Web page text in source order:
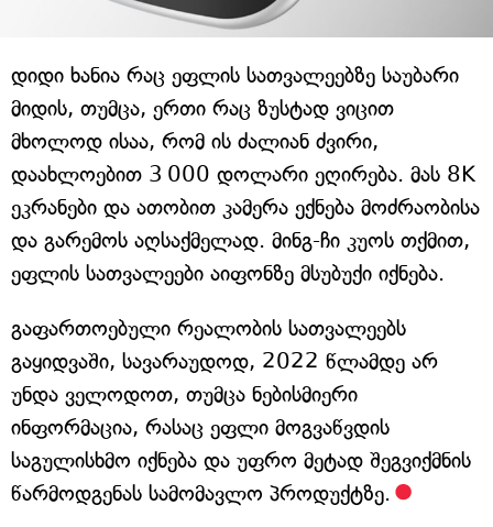
დიდი ხანია რაც ეფლის სათვალეებზე საუბარი
მიდის, თუმცა, ერთი რაც ზუსტად ვიცით
მხოლოდ ისაა, რომ ის ძალიან ძვირი,
დაახლოებით 3 000 დოლარი ეღირება. მას 8K
ეკრანები და ათობით კამერა ექნება მოძრაობისა
და გარემოს აღსაქმელად. მინგ-ჩი კუოს თქმით,
ეფლის სათვალეები აიფონზე მსუბუქი იქნება.
გაფართოებული რეალობის სათვალეებს
გაყიდვაში, სავარაუდოდ, 2022 წლამდე არ
უნდა ველოდოთ, თუმცა ნებისმიერი
ინფორმაცია, რასაც ეფლი მოგვაწვდის
საგულისხმო იქნება და უფრო მეტად შეგვიქმნის
წარმოდგენას სამომავლო პროდუქტზე.